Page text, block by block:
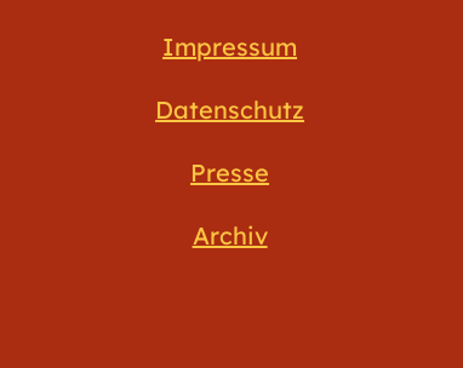
Impressum
Datenschutz
Presse
Archiv